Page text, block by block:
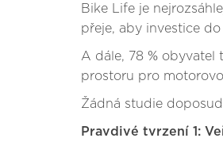
Bike Life je
přeje, aby investice
A dále, 78 %
prostoru pro
Žádná studie
Pravdivé tvrzení 1: